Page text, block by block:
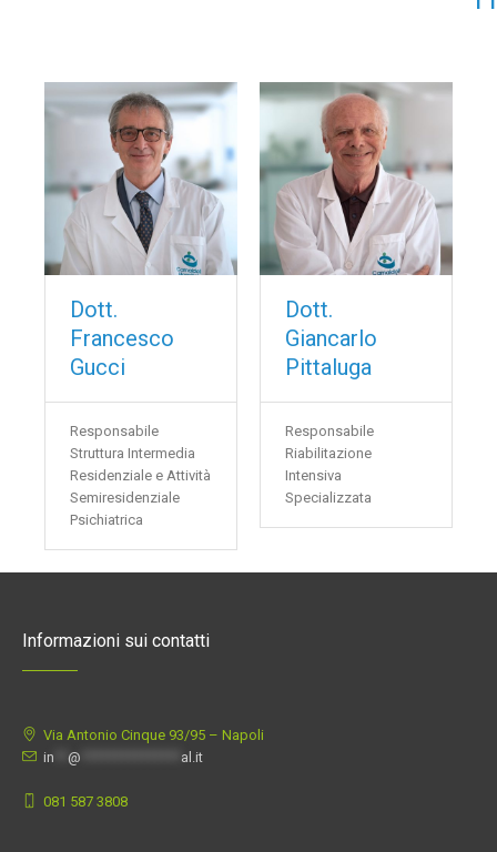
Dott.
Francesco
Gucci
Responsabile
Struttura Intermedia
Residenziale e Attività
Semiresidenziale
Psichiatrica
Dott.
Giancarlo
Pittaluga
Responsabile
Riabilitazione
Intensiva
Specializzata
Informazioni sui contatti
Via Antonio Cinque 93/95 –Napoli
in
@ al.it
081 587 3808